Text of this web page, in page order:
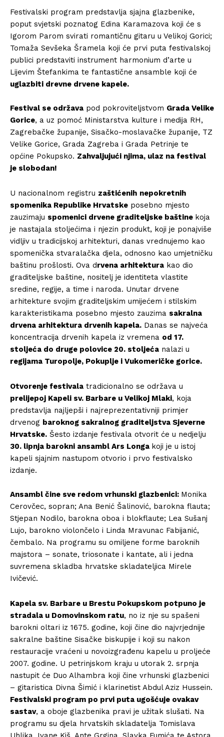
Festivalski program predstavlja sjajna glazbenike,
poput svjetski poznatog Edina Karamazova koji će s
Igorom Parom svirati romantičnu gitaru u Velikoj Gorici;
Tomaža Sevšeka Šramela koji će prvi puta festivalskoj
publici predstaviti instrument harmonium d’arte u
Lijevim Štefankima te fantastične ansamble koji će
uglazbiti drevne drvene kapele.
Festival se održava pod pokroviteljstvom Grada Velike
Gorice, a uz pomoć Ministarstva kulture i medija RH,
Zagrebačke županije, Sisačko-moslavačke županije, TZ
Velike Gorice, Grada Zagreba i Grada Petrinje te
općine Pokupsko. Zahvaljujući njima, ulaz na festival
je slobodan!
U nacionalnom registru zaštićenih nepokretnih
spomenika Republike Hrvatske posebno mjesto
zauzimaju spomenici drvene graditeljske baštine koja
je nastajala stoljećima i njezin produkt, koji je ponajviše
vidljiv u tradicijskoj arhitekturi, danas vrednujemo kao
spomenička stvaralačka djela, odnosno kao umjetničku
baštinu prošlosti. Ova drvena arhitektura kao dio
graditeljske baštine, nositelj je identiteta vlastite
sredine, regije, a time i naroda. Unutar drvene
arhitekture svojim graditeljskim umijećem i stilskim
karakteristikama posebno mjesto zauzima sakralna
drvena arhitektura drvenih kapela. Danas se najveća
koncentracija drvenih kapela iz vremena od 17.
stoljeća do druge polovice 20. stoljeća nalazi u
regijama Turopolje, Pokuplje i Vukomeričke gorice.
Otvorenje festivala tradicionalno se održava u
prelijepoj Kapeli sv. Barbare u Velikoj Mlaki, koja
predstavlja najljepši i najreprezentativniji primjer
drvenog baroknog sakralnog graditeljstva Sjeverne
Hrvatske. Šesto izdanje festivala otvorit će u nedjelju
30. lipnja barokni ansambl Ars Longa koji je u istoj
kapeli sjajnim nastupom otvorio i prvo festivalsko
izdanje.
Ansambl čine sve redom vrhunski glazbenici: Monika
Cerovčec, sopran; Ana Benić Šalinović, barokna flauta;
Stjepan Nodilo, barokna oboa i blokflaute; Lea Sušanj
Lujo, barokno violončelo i Linda Mravunac Fabijanić,
čembalo. Na programu su omiljene forme baroknih
majstora – sonate, triosonate i kantate, ali i jedna
suvremena skladba hrvatske skladateljica Mirele
Ivičević.
Kapela sv. Barbare u Brestu Pokupskom potpuno je
stradala u Domovinskom ratu, no iz nje su spašeni
barokni oltari iz 1675. godine, koji čine dio najvrjednije
sakralne baštine Sisačke biskupije i koji su nakon
restauracije vraćeni u novoizgrađenu kapelu u proljeće
2007. godine. U petrinjskom kraju u utorak 2. srpnja
nastupit će Duo Alhambra koji čine vrhunski glazbenici
– gitaristica Divna Šimić i klarinetist Abdul Aziz Hussein.
Festivalski program po prvi puta ugošćuje ovakav
sastav, a oboje glazbenika pravi je užitak slušati. Na
programu su djela hrvatskih skladatelja Tomislava